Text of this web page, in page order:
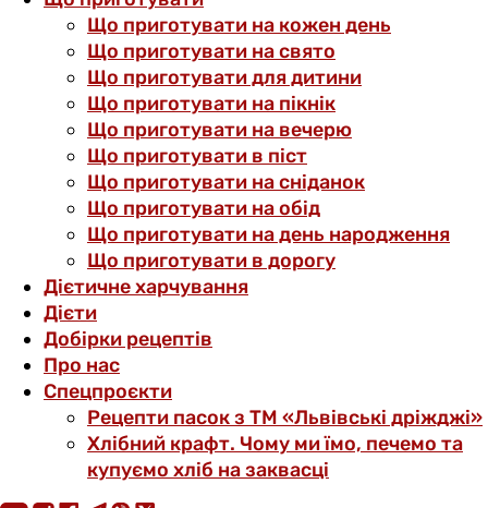
Що приготувати на кожен день
Що приготувати на свято
Що приготувати для дитини
Що приготувати на пікнік
Що приготувати на вечерю
Що приготувати в піст
Що приготувати на сніданок
Що приготувати на обід
Що приготувати на день народження
Що приготувати в дорогу
Дієтичне харчування
Дієти
Добірки рецептів
Про нас
Спецпроєкти
Рецепти пасок з ТМ «Львівські дріжджі»
Хлібний крафт. Чому ми їмо, печемо та
купуємо хліб на заквасці